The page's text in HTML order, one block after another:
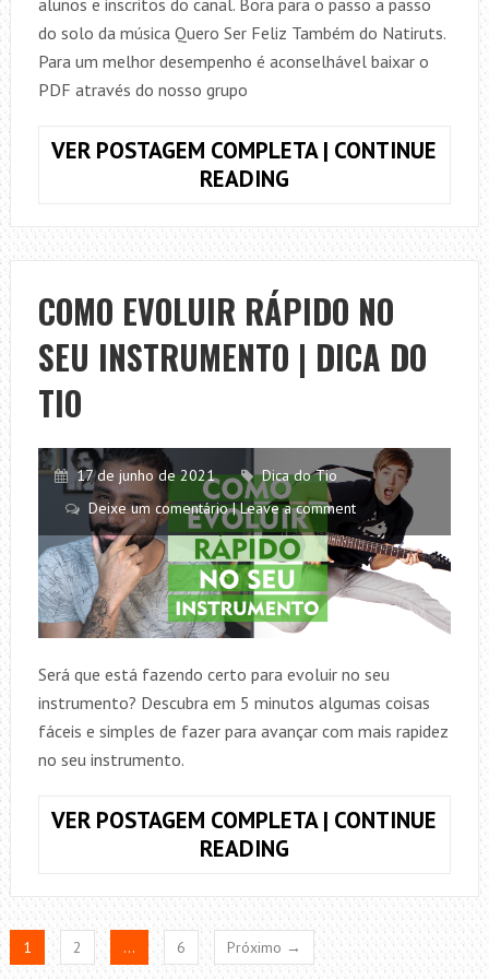
do solo da música Quero Ser Feliz Também do Natiruts.
Para um melhor desempenho é aconselhável baixar o
PDF através do nosso grupo
VER POSTAGEM COMPLETA | CONTINUE
READING#12
COMO
TOCAR
O
SOLO
DA
MÚSICA
FELIZ
TAMBÉM,
NATIRUTS
+
TABLATURA
|
SOLOS
COMO EVOLUIR RÁPIDO NO
SEU INSTRUMENTO | DICA DO
TIO
17 de junho de 2021
Dica do Tio
Deixe um comentário | Leave a comment
Será que está fazendo certo para evoluir no seu
instrumento? Descubra em 5 minutos algumas coisas
fáceis e simples de fazer para avançar com mais rapidez
no seu instrumento.
VER POSTAGEM COMPLETA | CONTINUE
READINGCOMO
RÁPIDO
NO
SEU
1 2 … 6 Próximo →